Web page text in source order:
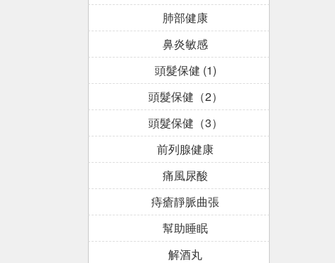
肺部健康
鼻炎敏感
頭髮保健 (1)
頭髮保健（2）
頭髮保健（3）
前列腺健康
痛風尿酸
痔瘡靜脈曲張
幫助睡眠
解酒丸